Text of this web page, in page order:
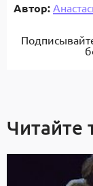
Автор:
Читайте